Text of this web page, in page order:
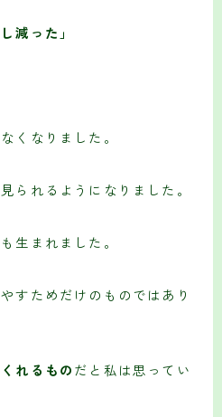
減った」
くなりました。
られるようになりました。
生まれました。
すためだけのものではあり
れるものだと私は思ってい